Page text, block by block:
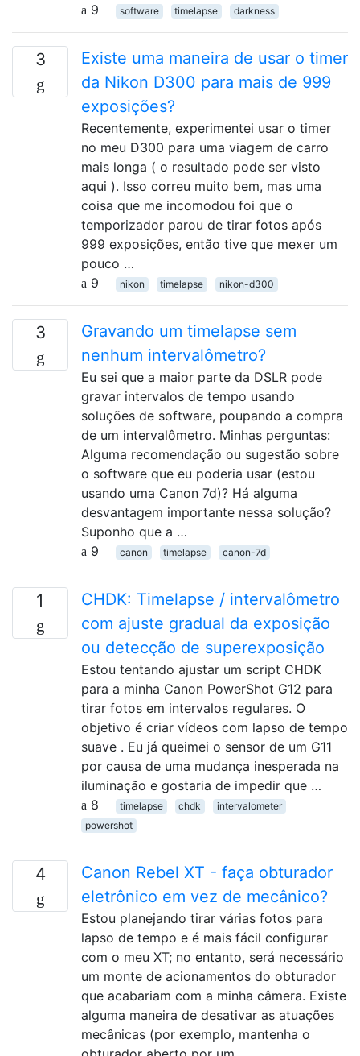
9
software timelapse darkness
3
Existe uma maneira de usar o timer
da Nikon D300 para mais de 999
exposições?
Recentemente, experimentei usar o timer
no meu D300 para uma viagem de carro
mais longa ( o resultado pode ser visto
aqui ). Isso correu muito bem, mas uma
coisa que me incomodou foi que o
temporizador parou de tirar fotos após
999 exposições, então tive que mexer um
pouco …
9
nikon timelapse nikon-d300
3
Gravando um timelapse sem
nenhum intervalômetro?
Eu sei que a maior parte da DSLR pode
gravar intervalos de tempo usando
soluções de software, poupando a compra
de um intervalômetro. Minhas perguntas:
Alguma recomendação ou sugestão sobre
o software que eu poderia usar (estou
usando uma Canon 7d)? Há alguma
desvantagem importante nessa solução?
Suponho que a …
9
canon timelapse canon-7d
1
CHDK: Timelapse / intervalômetro
com ajuste gradual da exposição
ou detecção de superexposição
Estou tentando ajustar um script CHDK
para a minha Canon PowerShot G12 para
tirar fotos em intervalos regulares. O
objetivo é criar vídeos com lapso de tempo
suave . Eu já queimei o sensor de um G11
por causa de uma mudança inesperada na
iluminação e gostaria de impedir que …
8
timelapse chdk
intervalometer
powershot
4
Canon Rebel XT - faça obturador
eletrônico em vez de mecânico?
Estou planejando tirar várias fotos para
lapso de tempo e é mais fácil configurar
com o meu XT; no entanto, será necessário
um monte de acionamentos do obturador
que acabariam com a minha câmera. Existe
alguma maneira de desativar as atuações
mecânicas (por exemplo, mantenha o